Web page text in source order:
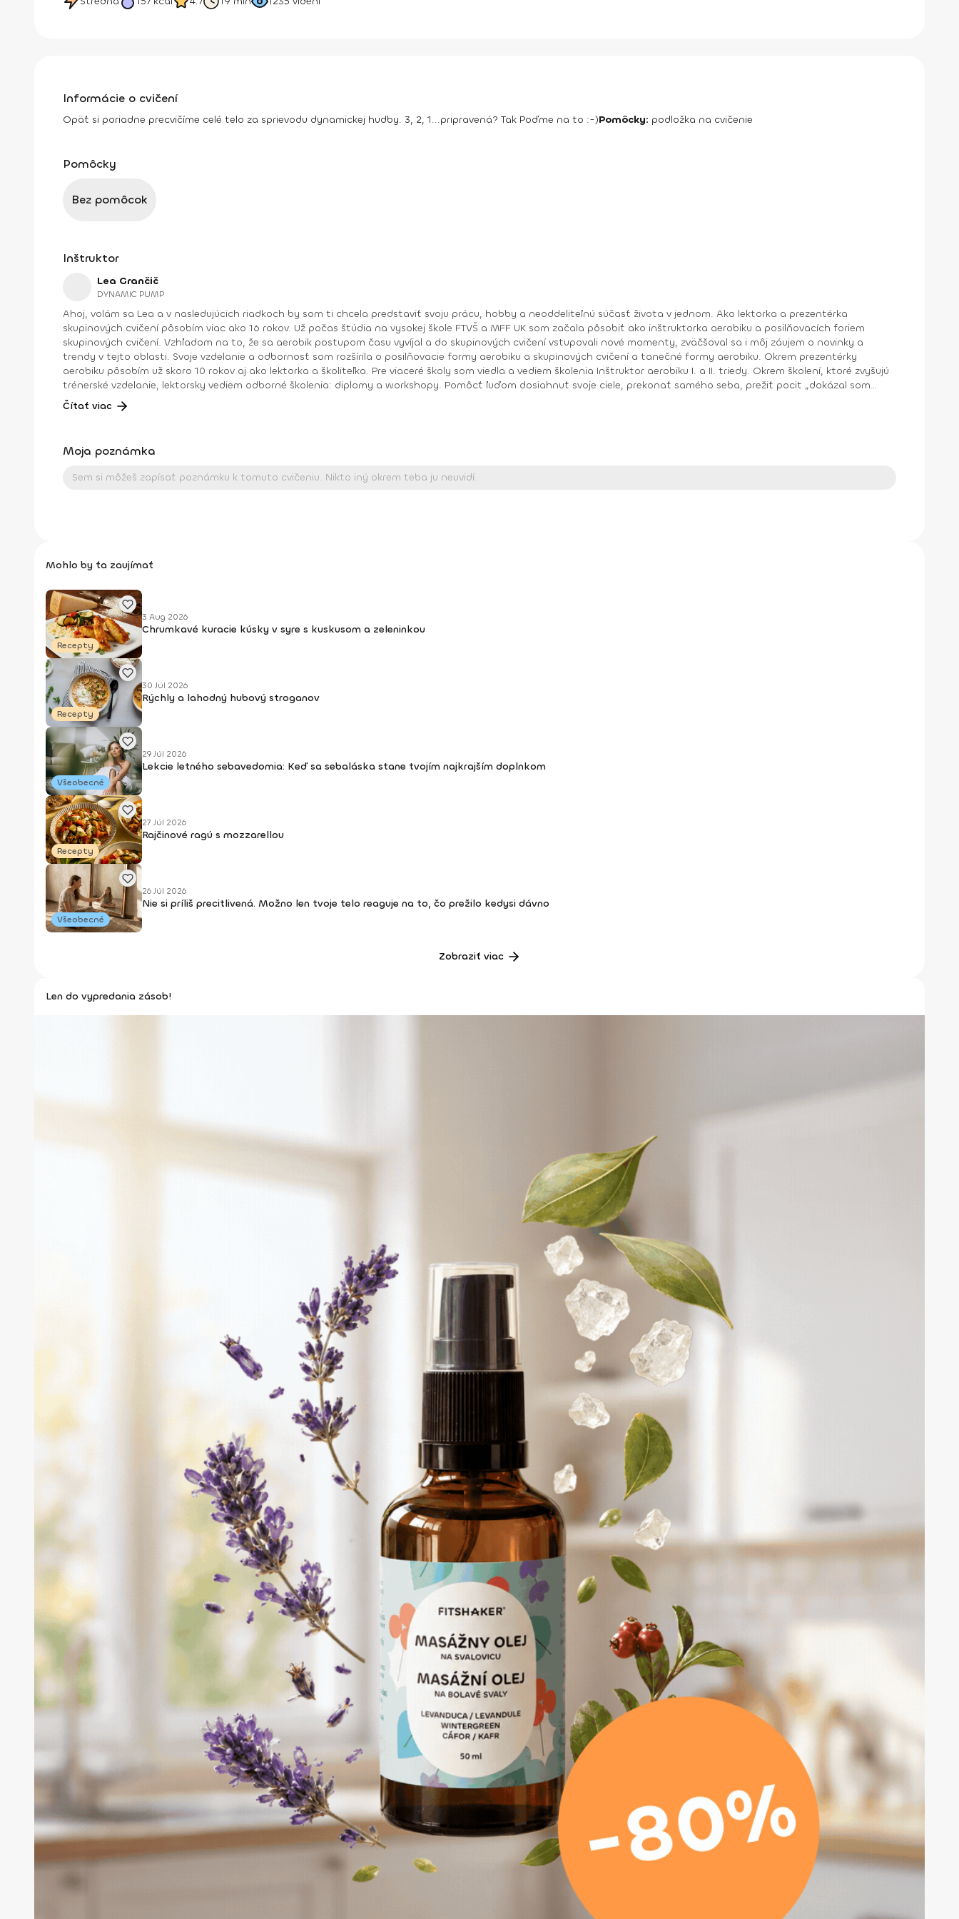
Informácie o cvičení
Opäť si poriadne precvičíme celé telo za sprievodu dynamickej hudby. 3, 2, 1...pripravená? Tak Poďme na to :-)Pomôcky: podložka na cvičenie
Pomôcky
Bez pomôcok
Inštruktor
Lea Grančič
DYNAMIC PUMP
Ahoj, volám sa Lea a v nasledujúcich riadkoch by som ti chcela predstaviť svoju prácu, hobby a neoddeliteľnú súčasť života v jednom. Ako lektorka a prezentérka
skupinových cvičení pôsobím viac ako 16 rokov. Už počas štúdia na vysokej škole FTVŠ a MFF UK som začala pôsobiť ako inštruktorka aerobiku a posilňovacích foriem
skupinových cvičení. Vzhľadom na to, že sa aerobik postupom času vyvíjal a do skupinových cvičení vstupovali nové momenty, zväčšoval sa i môj záujem o novinky a
trendy v tejto oblasti. Svoje vzdelanie a odbornosť som rozšírila o posilňovacie formy aerobiku a skupinových cvičení a tanečné formy aerobiku. Okrem prezentérky
aerobiku pôsobím už skoro 10 rokov aj ako lektorka a školiteľka. Pre viaceré školy som viedla a vediem školenia Inštruktor aerobiku I. a II. triedy. Okrem školení, ktoré zvyšujú
trénerské vzdelanie, lektorsky vediem odborné školenia: diplomy a workshopy. Pomôcť ľuďom dosiahnuť svoje ciele, prekonať samého seba, prežiť pocit „dokázal som
to“... to sú momenty, ktoré sú pre mňa nenahraditeľné. Dosiahnuté vzdelanie: Inštruktor IFAA Licencia A Inštruktor 1. triedy aerobiku SZRTVS Step diplom, Body work
Čítať viac
Moja poznámka
Mohlo by ťa zaujímať
Recepty
3 Aug 2026
Chrumkavé kuracie kúsky v syre s kuskusom a zeleninkou
Recepty
30 Júl 2026
Rýchly a lahodný hubový stroganov
Všeobecné
29 Júl 2026
Lekcie letného sebavedomia: Keď sa sebaláska stane tvojím najkrajším doplnkom
Recepty
27 Júl 2026
Rajčinové ragú s mozzarellou
Všeobecné
26 Júl 2026
Nie si príliš precitlivená. Možno len tvoje telo reaguje na to, čo prežilo kedysi dávno
Zobraziť viac
Len do vypredania zásob!